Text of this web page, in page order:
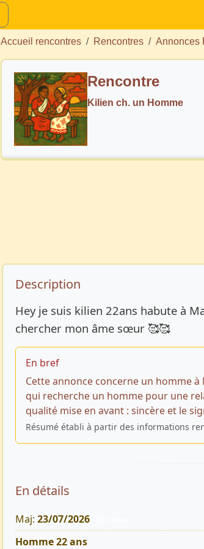
Accueil rencontres Rencontres Annonces
Rencontre
Kilien ch. un Homme
Description de
Description
Hey je suis kilien 22ans habute à
chercher mon âme sœur 🥰🥰
En bref
Cette annonce concerne un homme à
qui recherche un homme pour une
qualité mise en avant : sincère et le
Résumé établi à partir des informations
En détails
Maj: 23/07/2026
Homme 22 ans